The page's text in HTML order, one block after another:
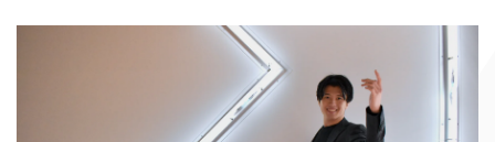
ABOUT US
WALK